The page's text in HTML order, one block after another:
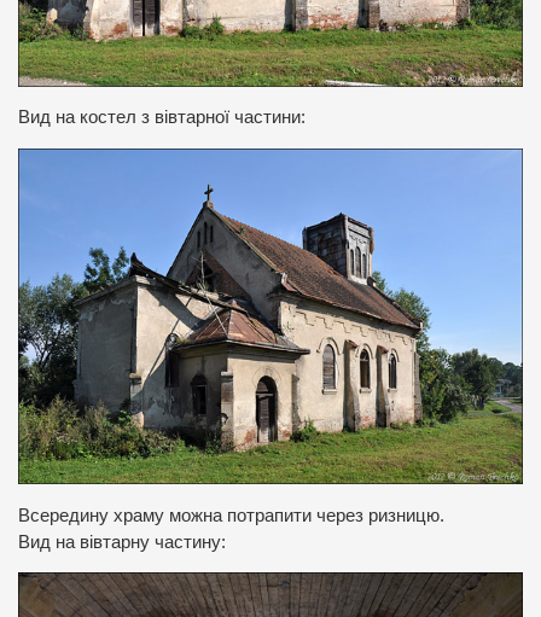
Вид на костел з вівтарної частини:
Всередину храму можна потрапити через ризницю.
Вид на вівтарну частину: